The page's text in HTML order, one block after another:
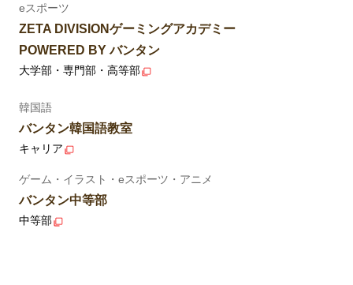
eスポーツ
ZETA DIVISIONゲーミングアカデミー
POWERED BY バンタン
大学部・専門部・高等部
韓国語
バンタン韓国語教室
キャリア
ゲーム・イラスト・eスポーツ・アニメ
バンタン中等部
中等部